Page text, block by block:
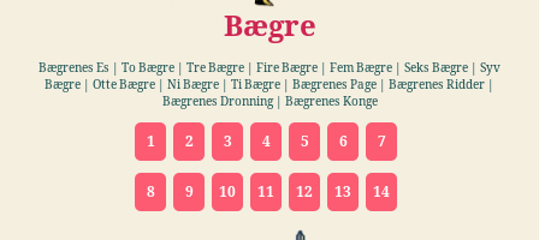
Bægre
Bægrenes Es | To Bægre | Tre Bægre | Fire Bægre Fem Bægre
Seks Bægre | Syv
Bægre | Otte Bægre
Ni Bægre | Ti Bægre | Bægrenes Page | Bægrenes Ridder |
Bægrenes Dronning | Bægrenes Konge
1 2 3 4 5 6 7
8 9 10 11 12 13 14